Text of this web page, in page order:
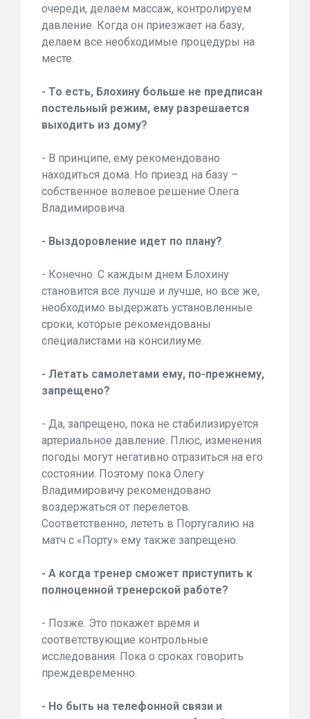
очереди, делаем массаж, контролируем
давление. Когда он приезжает на базу,
делаем все необходимые процедуры на
месте.
- То есть, Блохину больше не предписан
постельный режим, ему разрешается
выходить из дому?
- В принципе, ему рекомендовано
находиться дома. Но приезд на базу –
собственное волевое решение Олега
Владимировича.
- Выздоровление идет по плану?
- Конечно. С каждым днем Блохину
становится все лучше и лучше, но все же,
необходимо выдержать установленные
сроки, которые рекомендованы
специалистами на консилиуме.
- Летать самолетами ему, по-прежнему,
запрещено?
- Да, запрещено, пока не стабилизируется
артериальное давление. Плюс, изменения
погоды могут негативно отразиться на его
состоянии. Поэтому пока Олегу
Владимировичу рекомендовано
воздержаться от перелетов.
Соответственно, лететь в Португалию на
матч с «Порту» ему также запрещено.
- А когда тренер сможет приступить к
полноценной тренерской работе?
- Позже. Это покажет время и
соответствующие контрольные
исследования. Пока о сроках говорить
преждевременно.
- Но быть на телефонной связи и